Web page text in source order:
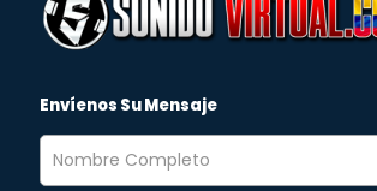
Envíenos Su Mensaje